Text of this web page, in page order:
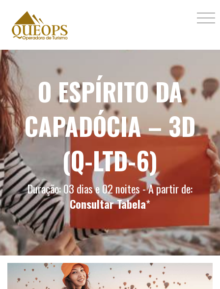
O ESPÍRITO DA
CAPADÓCIA – 3D
(Q-LTD-6)
Duração: 03 dias e 02 noites - A partir de:
Consultar Tabela*